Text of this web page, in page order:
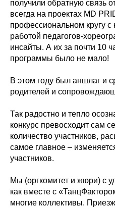
получили обратную связь
всегда на проектах MD
профессиональном кругу с
работой педагогов-
инсайты. А их за почти 10
программы было не мало!
В этом году был аншлаг и
родителей и
Так радостно и тепло
конкурс превосходит сам
количество участников,
самое главное –
участников.
Мы (оргкомитет и жюри) с
как вместе с
многие коллективы.